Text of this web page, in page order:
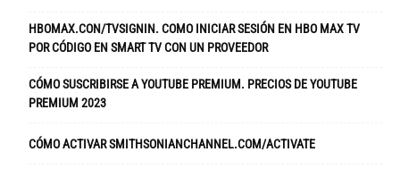
HBOMAX.CON/TVSIGNIN. COMO INICIAR SESIÓN EN HBO MAX TV
POR CÓDIGO EN SMART TV CON UN PROVEEDOR
CÓMO SUSCRIBIRSE A YOUTUBE PREMIUM. PRECIOS DE YOUTUBE
PREMIUM 2023
CÓMO ACTIVAR SMITHSONIANCHANNEL.COM/ACTIVATE